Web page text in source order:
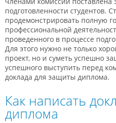
подготовленности студентов.
продемонстрировать полную
профессиональной
проведенного в процессе
Для этого нужно не только
проект, но и суметь успешно
успешного выступить перед
доклада для защиты диплома.
Как написать
диплома